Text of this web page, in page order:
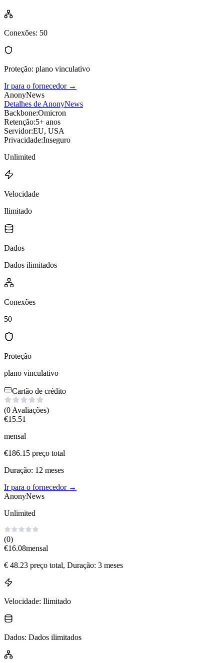
Conexões: 50
Proteção: plano vinculativo
Ir para o fornecedor→
AnonyNews
Detalhes de AnonyNews
Backbone:Omicron
Retenção:5+ anos
Servidor:EU, USA
Privacidade:Inseguro
Unlimited
Velocidade
Ilimitado
Dados
Dados ilimitados
Conexões
50
Proteção
plano vinculativo
Cartão de crédito
(0 Avaliações)
€15.51
mensal
€186.15 preço total
Duração: 12 meses
Ir para o fornecedor→
AnonyNews
Unlimited
(0)
€16.08mensal
€ 48.23 preço total, Duração: 3 meses
Velocidade: Ilimitado
Dados: Dados ilimitados